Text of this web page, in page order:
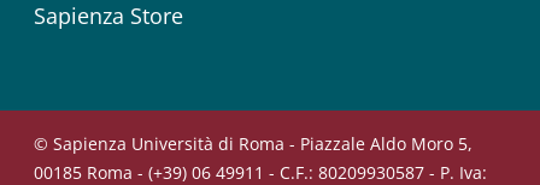
Sapienza Store
© Sapienza Università di Roma - Piazzale Aldo Moro 5,
00185 Roma - (+39) 06 49911 - C.F.: 80209930587 - P. Iva: